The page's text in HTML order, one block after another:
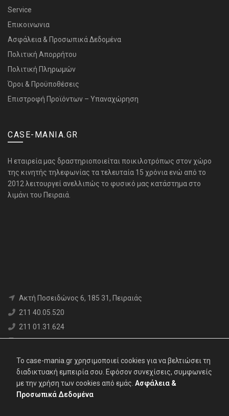
Service
Επικοινωνια
Ασφάλεια & Προσωπικά Δεδομένα
Πολιτική Απορρήτου
Πολιτική Πληρωμών
Όροι & Προϋποθέσεις
Επιστροφή Προϊόντων – Υπαναχώρηση
CASE-MANIA.GR
H εταιρεία μας δραστηριοποιείται ποικιλοτρόπως στον χώρο
της κινητής τηλεφωνίας τα τελευταία 15 χρόνια ενώ από το
2012 λειτουργεί ανελλιπώς το φυσικό μας κατάστημα στο
λιμάνι του Πειραιά.
Aκτή Ποσειδώνος 6, 185 31, Πειραιάς
211 40.05.520
211 01.31.624
6980 71.17.12
info@case-mania.gr
Α.Φ.Μ. : 800376552 | Αρ. ΓΕΜΗ: 119062907000
To case-mania.gr χρησιμοποιεί cookies για να βελτιώσει τη
διαδικτυακή εμπειρία σου. Εφόσον συνεχίσεις, συμφωνείς
με την χρήση των cookies από εμάς. Ασφάλεια &
Προσωπικά Δεδομένα